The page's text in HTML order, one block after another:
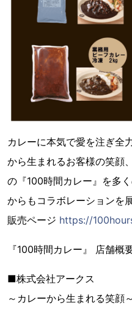
カレーに本気で愛を注ぎ全
から生まれるお客様の笑顔
の『100時間カレー』を多
からもコラボレーションを
販売ページ https://
『100時間カレー』 店舗概
■株式会社アークス
～カレーから生まれる笑顔